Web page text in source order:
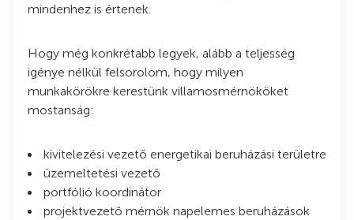
mindenhez is értenek.
Hogy még konkrétabb legyek, alább a teljesség
igénye nélkül felsorolom, hogy milyen
munkakörökre kerestünk villamosmérnököket
mostanság:
kivitelezési vezető energetikai beruházási területre
üzemeltetési vezető
portfólió koordinátor
projektvezető mérnök napelemes beruházások